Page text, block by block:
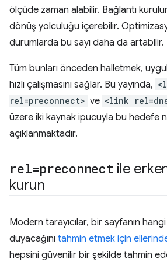
ölçüde zaman alabilir. Bağlantı
dönüş yolculuğu içerebilir.
durumlarda bu sayı daha da artabilir.
Tüm bunları önceden halletmek,
hızlı çalışmasını sağlar. Bu yayında,
rel=preconnect> ve <link
üzere iki kaynak ipucuyla bu hedefe
açıklanmaktadır.
rel=preconnect ile
kurun
Modern tarayıcılar, bir sayfanın
duyacağını tahmin etmek için
hepsini güvenilir bir şekilde tahmin